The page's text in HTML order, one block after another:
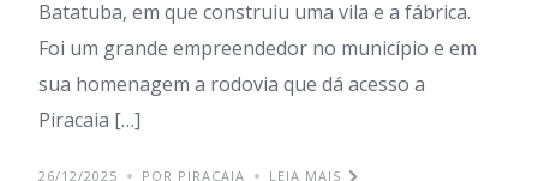
Batatuba, em que construiu uma vila e a fábrica.
Foi um grande empreendedor no município e em
sua homenagem a rodovia que dá acesso a
Piracaia […]
26/12/2025 POR PIRACAIA LEIA MAIS